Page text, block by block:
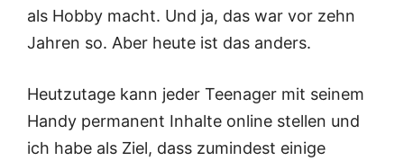
als Hobby macht. Und ja, das war vor zehn
Jahren so. Aber heute ist das anders.
Heutzutage kann jeder Teenager mit seinem
Handy permanent Inhalte online stellen und
ich habe als Ziel, dass zumindest einige